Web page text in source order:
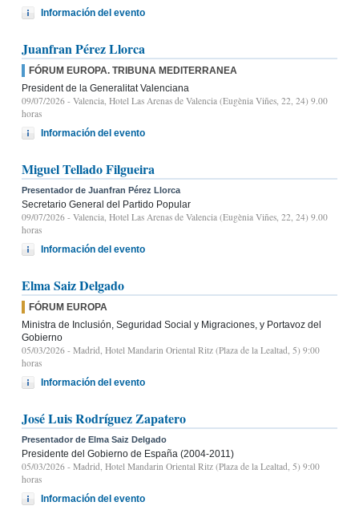
Información del evento
Juanfran Pérez Llorca
FÓRUM EUROPA. TRIBUNA MEDITERRANEA
President de la Generalitat Valenciana
09/07/2026 - Valencia, Hotel Las Arenas de Valencia (Eugènia Viñes, 22, 24) 9.00
horas
Información del evento
Miguel Tellado Filgueira
Presentador de Juanfran Pérez Llorca
Secretario General del Partido Popular
09/07/2026 - Valencia, Hotel Las Arenas de Valencia (Eugènia Viñes, 22, 24) 9.00
horas
Información del evento
Elma Saiz Delgado
FÓRUM EUROPA
Ministra de Inclusión, Seguridad Social y Migraciones, y Portavoz del
Gobierno
05/03/2026 - Madrid, Hotel Mandarin Oriental Ritz (Plaza de la Lealtad, 5) 9:00
horas
Información del evento
José Luis Rodríguez Zapatero
Presentador de Elma Saiz Delgado
Presidente del Gobierno de España (2004-2011)
05/03/2026 - Madrid, Hotel Mandarin Oriental Ritz (Plaza de la Lealtad, 5) 9:00
horas
Información del evento